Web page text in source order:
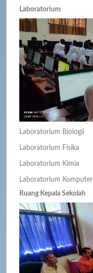
Laboratorium
Laboratorium Biologii
Laboratorium Fisika
Laboratorium Kimia
Laboratorium Komputer
Ruang Kepala Sekolah